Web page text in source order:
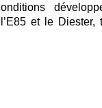
et le